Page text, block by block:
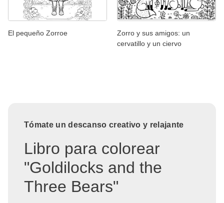
El pequeño Zorroe
Zorro y sus amigos: un
cervatillo y un ciervo
Tómate un descanso creativo y relajante
Libro para colorear
"Goldilocks and the
Three Bears"